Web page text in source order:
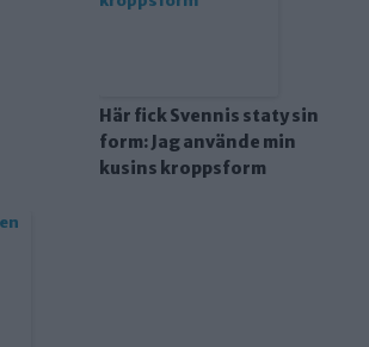
Här fick Svennis staty sin
form: Jag använde min
kusins kroppsform